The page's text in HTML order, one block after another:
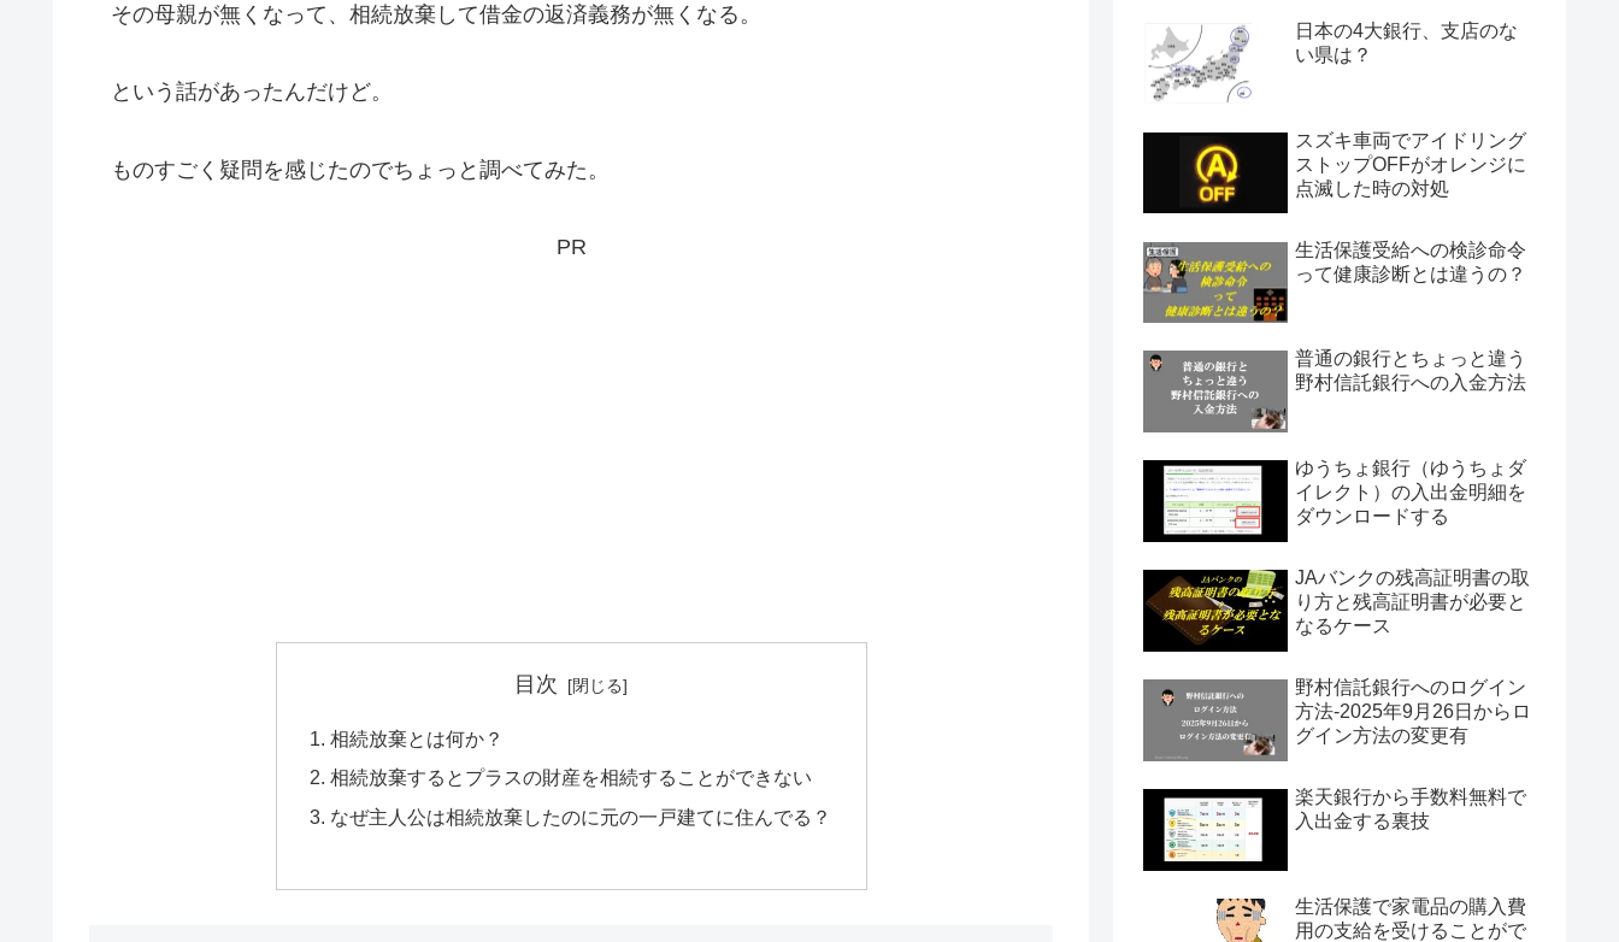
その母親が無くなって、相続放棄して借金の返済義務が無くなる。
という話があったんだけど。
ものすごく疑問を感じたのでちょっと調べてみた。
PR
目次
相続放棄とは何か？
相続放棄するとプラスの財産を相続することができない
なぜ主人公は相続放棄したのに元の一戸建てに住んでる？
日本の4大銀行、支店のな
い県は？
スズキ車両でアイドリング
ストップOFFがオレンジに
点滅した時の対処
生活保護受給への検診命令
って健康診断とは違うの？
普通の銀行とちょっと違う
野村信託銀行への入金方法
ゆうちょ銀行（ゆうちょダ
イレクト）の入出金明細を
ダウンロードする
JAバンクの残高証明書の取
り方と残高証明書が必要と
なるケース
野村信託銀行へのログイン
方法-2025年9月26日からロ
グイン方法の変更有
楽天銀行から手数料無料で
入出金する裏技
生活保護で家電品の購入費
用の支給を受けることがで